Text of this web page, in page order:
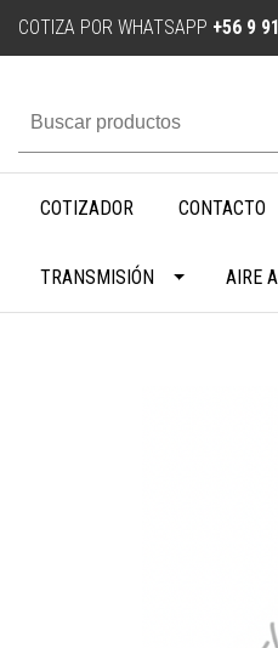
COTIZA POR WHATSAPP +56 9
COTIZADOR CONTACTO
TRANSMISIÓN AIRE